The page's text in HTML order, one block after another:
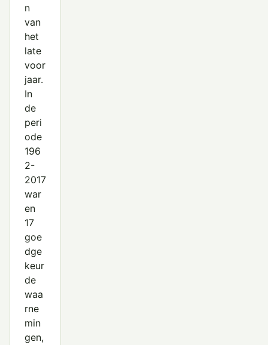
n
van
het
late
voor
jaar.
In
de
peri
ode
196
2-
2017
war
en
17
goe
dge
keur
de
waa
rne
min
gen,